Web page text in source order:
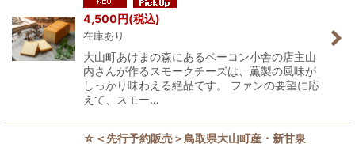
4,500円(税込)
在庫あり
大山町あけまの森にあるベーコン小舎の店主山
内さんが作るスモークチーズは、薫製の風味が
しっかり味わえる絶品です。 ファンの要望に応
えて、スモー…
☆＜先行予約販売＞鳥取県大山町産・新甘泉